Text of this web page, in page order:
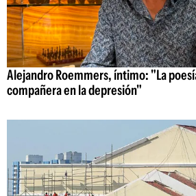
Alejandro Roemmers, íntimo: "La
compañera en la depresión"